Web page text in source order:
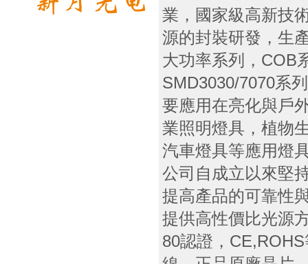
業，國家級高新技
源的封裝研發，生
大功率系列，COB
SMD3030/7070系
要應用在亮化與戶
業照明燈具，植物
汽車燈具等應用燈
公司自成立以來堅
提高產品的可靠性
提供高性價比光源
80認證，